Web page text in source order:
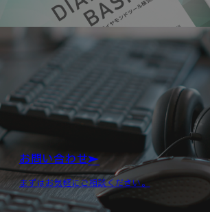
お問い合わせ
まずはお気軽にご相談ください。